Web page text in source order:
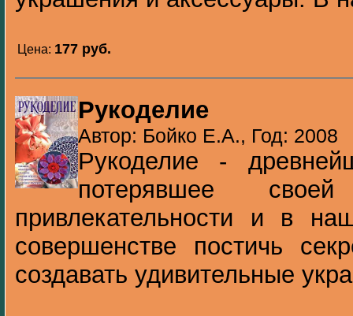
Цена: 177 pуб.
Рукоделие
Автор: Бойко Е.А., Год: 2008
Рукоделие -
потерявшее
привлекательности и в
совершенстве постичь
создавать удивительные